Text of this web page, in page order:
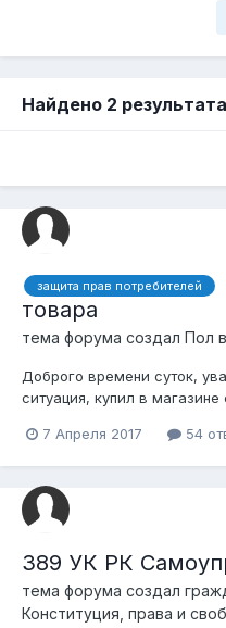
Найдено 2 результата
защита прав потребителей
товара
тема форума создал Пол в
Доброго времени суток,
ситуация, купил в
неплохими техническими
эксплуатации выявилась
(иногда плохо и
7 Апреля 2017 54
389 УК РК
тема форума создал
Конституция, права и